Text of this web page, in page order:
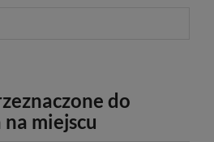
do
miejscu